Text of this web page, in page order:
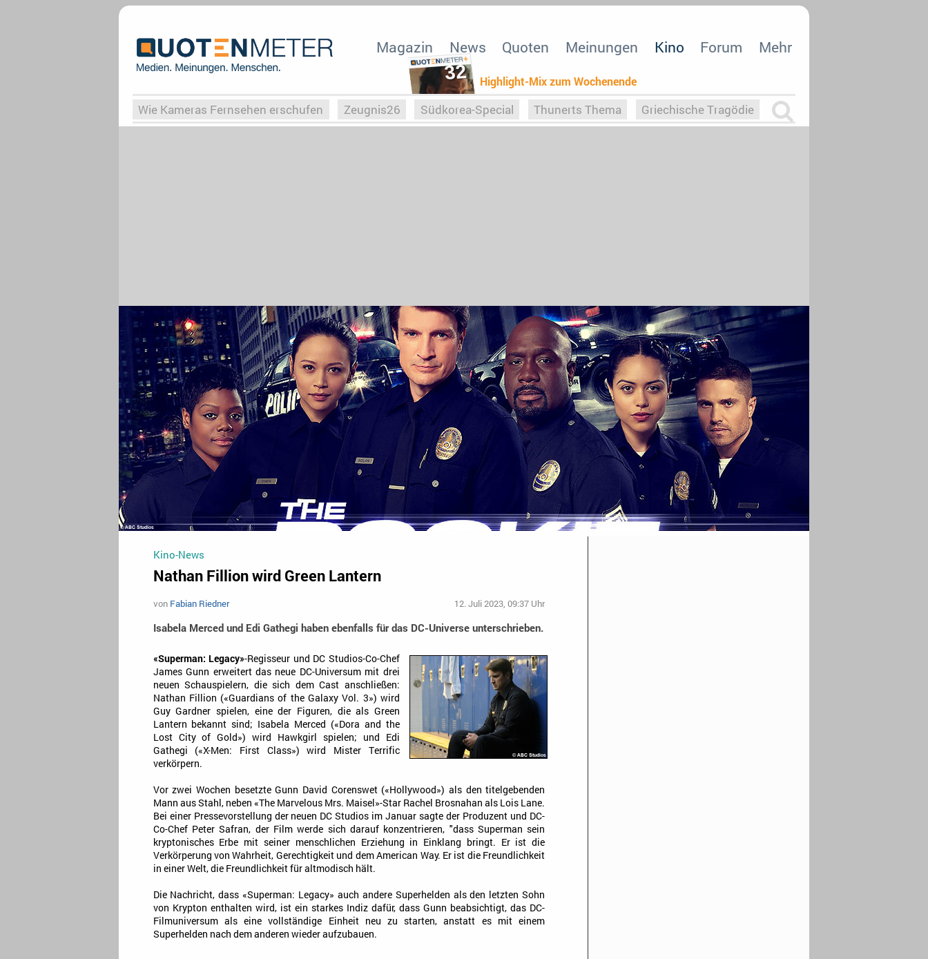
32 Highlight-Mix zum Wochenende
Magazin News Quoten Meinungen Kino Forum Mehr
Wie Kameras Fernsehen erschufen Zeugnis26 Südkorea-Special Thunerts Thema Griechische Tragödie
Kino-News
Nathan Fillion wird Green Lantern
von Fabian Riedner 12. Juli 2023, 09:37 Uhr
Isabela Merced und Edi Gathegi haben ebenfalls für das DC-Universe unterschrieben.
«Superman: Legacy»-Regisseur und DC Studios-Co-Chef
James Gunn erweitert das neue DC-Universum mit drei
neuen Schauspielern, die sich dem Cast anschließen:
Nathan Fillion («Guardians of the Galaxy Vol. 3») wird
Guy Gardner spielen, eine der Figuren, die als Green
Lantern bekannt sind; Isabela Merced («Dora and the
Lost City of Gold») wird Hawkgirl spielen; und Edi
Gathegi («X-Men: First Class») wird Mister Terrific
verkörpern.
Vor zwei Wochen besetzte Gunn David Corenswet («Hollywood») als den titelgebenden
Mann aus Stahl, neben «The Marvelous Mrs. Maisel»-Star Rachel Brosnahan als Lois Lane.
Bei einer Pressevorstellung der neuen DC Studios im Januar sagte der Produzent und DC-
Co-Chef Peter Safran, der Film werde sich darauf konzentrieren, "dass Superman sein
kryptonisches Erbe mit seiner menschlichen Erziehung in Einklang bringt. Er ist die
Verkörperung von Wahrheit, Gerechtigkeit und dem American Way. Er ist die Freundlichkeit
in einer Welt, die Freundlichkeit für altmodisch hält.
Die Nachricht, dass «Superman: Legacy» auch andere Superhelden als den letzten Sohn
von Krypton enthalten wird, ist ein starkes Indiz dafür, dass Gunn beabsichtigt, das DC-
Filmuniversum als eine vollständige Einheit neu zu starten, anstatt es mit einem
Superhelden nach dem anderen wieder aufzubauen.